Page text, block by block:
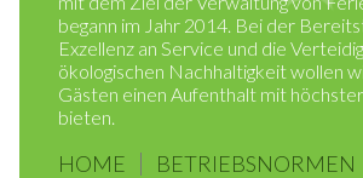
Ecorismo ist ein Unternehmen, dass
mit dem Ziel der Verwaltung von
begann im Jahr 2014. Bei der
Exzellenz an Service und die
ökologischen Nachhaltigkeit wollen
Gästen einen Aufenthalt mit höchster
bieten.